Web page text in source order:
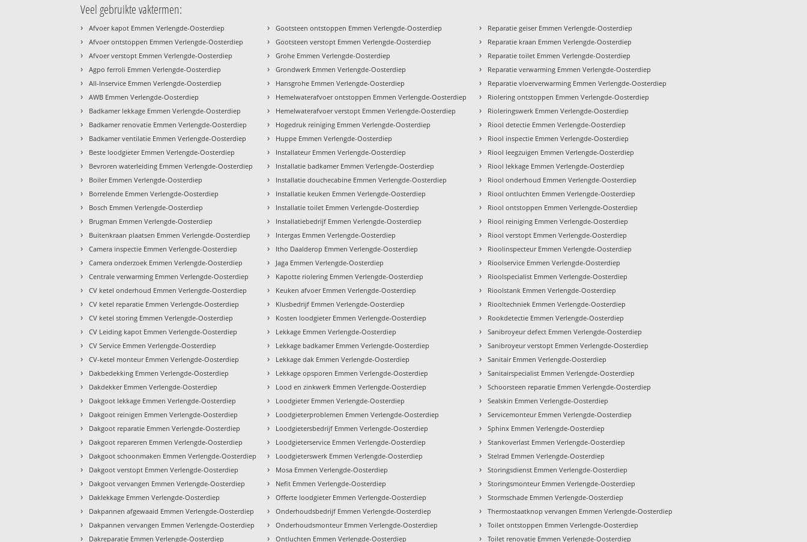
Veel gebruikte vaktermen:
› Afvoer kapot Emmen Verlengde-Oosterdiep
› Afvoer ontstoppen Emmen Verlengde-Oosterdiep
› Afvoer verstopt Emmen Verlengde-Oosterdiep
› Agpo ferroli Emmen Verlengde-Oosterdiep
› All-Inservice Emmen Verlengde-Oosterdiep
› AWB Emmen Verlengde-Oosterdiep
› Badkamer lekkage Emmen Verlengde-Oosterdiep
› Badkamer renovatie Emmen Verlengde-Oosterdiep
› Badkamer ventilatie Emmen Verlengde-Oosterdiep
› Beste loodgieter Emmen Verlengde-Oosterdiep
› Bevroren waterleiding Emmen Verlengde-Oosterdiep
› Boiler Emmen Verlengde-Oosterdiep
› Borrelende Emmen Verlengde-Oosterdiep
› Bosch Emmen Verlengde-Oosterdiep
› Brugman Emmen Verlengde-Oosterdiep
› Buitenkraan plaatsen Emmen Verlengde-Oosterdiep
› Camera inspectie Emmen Verlengde-Oosterdiep
› Camera onderzoek Emmen Verlengde-Oosterdiep
› Centrale verwarming Emmen Verlengde-Oosterdiep
› CV ketel onderhoud Emmen Verlengde-Oosterdiep
› CV ketel reparatie Emmen Verlengde-Oosterdiep
› CV ketel storing Emmen Verlengde-Oosterdiep
› CV Leiding kapot Emmen Verlengde-Oosterdiep
› CV Service Emmen Verlengde-Oosterdiep
› CV-ketel monteur Emmen Verlengde-Oosterdiep
› Dakbedekking Emmen Verlengde-Oosterdiep
› Dakdekker Emmen Verlengde-Oosterdiep
› Dakgoot lekkage Emmen Verlengde-Oosterdiep
› Dakgoot reinigen Emmen Verlengde-Oosterdiep
› Dakgoot reparatie Emmen Verlengde-Oosterdiep
› Dakgoot repareren Emmen Verlengde-Oosterdiep
› Dakgoot schoonmaken Emmen Verlengde-Oosterdiep
› Dakgoot verstopt Emmen Verlengde-Oosterdiep
› Dakgoot vervangen Emmen Verlengde-Oosterdiep
› Daklekkage Emmen Verlengde-Oosterdiep
› Dakpannen afgewaaid Emmen Verlengde-Oosterdiep
› Dakpannen vervangen Emmen Verlengde-Oosterdiep
› Dakreparatie Emmen Verlengde-Oosterdiep
› Gootsteen ontstoppen Emmen Verlengde-Oosterdiep
› Gootsteen verstopt Emmen Verlengde-Oosterdiep
› Grohe Emmen Verlengde-Oosterdiep
› Grondwerk Emmen Verlengde-Oosterdiep
› Hansgrohe Emmen Verlengde-Oosterdiep
› Hemelwaterafvoer ontstoppen Emmen Verlengde-Oosterdiep
› Hemelwaterafvoer verstopt Emmen Verlengde-Oosterdiep
› Hogedruk reiniging Emmen Verlengde-Oosterdiep
› Huppe Emmen Verlengde-Oosterdiep
› Installateur Emmen Verlengde-Oosterdiep
› Installatie badkamer Emmen Verlengde-Oosterdiep
› Installatie douchecabine Emmen Verlengde-Oosterdiep
› Installatie keuken Emmen Verlengde-Oosterdiep
› Installatie toilet Emmen Verlengde-Oosterdiep
› Installatiebedrijf Emmen Verlengde-Oosterdiep
› Intergas Emmen Verlengde-Oosterdiep
› Itho Daalderop Emmen Verlengde-Oosterdiep
› Jaga Emmen Verlengde-Oosterdiep
› Kapotte riolering Emmen Verlengde-Oosterdiep
› Keuken afvoer Emmen Verlengde-Oosterdiep
› Klusbedrijf Emmen Verlengde-Oosterdiep
› Kosten loodgieter Emmen Verlengde-Oosterdiep
› Lekkage Emmen Verlengde-Oosterdiep
› Lekkage badkamer Emmen Verlengde-Oosterdiep
› Lekkage dak Emmen Verlengde-Oosterdiep
› Lekkage opsporen Emmen Verlengde-Oosterdiep
› Lood en zinkwerk Emmen Verlengde-Oosterdiep
› Loodgieter Emmen Verlengde-Oosterdiep
› Loodgieterproblemen Emmen Verlengde-Oosterdiep
› Loodgietersbedrijf Emmen Verlengde-Oosterdiep
› Loodgieterservice Emmen Verlengde-Oosterdiep
› Loodgieterswerk Emmen Verlengde-Oosterdiep
› Mosa Emmen Verlengde-Oosterdiep
› Nefit Emmen Verlengde-Oosterdiep
› Offerte loodgieter Emmen Verlengde-Oosterdiep
› Onderhoudsbedrijf Emmen Verlengde-Oosterdiep
› Onderhoudsmonteur Emmen Verlengde-Oosterdiep
› Ontluchten Emmen Verlengde-Oosterdiep
› Reparatie geiser Emmen Verlengde-Oosterdiep
› Reparatie kraan Emmen Verlengde-Oosterdiep
› Reparatie toilet Emmen Verlengde-Oosterdiep
› Reparatie verwarming Emmen Verlengde-Oosterdiep
› Reparatie vloerverwarming Emmen Verlengde-Oosterdiep
› Riolering ontstoppen Emmen Verlengde-Oosterdiep
› Rioleringswerk Emmen Verlengde-Oosterdiep
› Riool detectie Emmen Verlengde-Oosterdiep
› Riool inspectie Emmen Verlengde-Oosterdiep
› Riool leegzuigen Emmen Verlengde-Oosterdiep
› Riool lekkage Emmen Verlengde-Oosterdiep
› Riool onderhoud Emmen Verlengde-Oosterdiep
› Riool ontluchten Emmen Verlengde-Oosterdiep
› Riool ontstoppen Emmen Verlengde-Oosterdiep
› Riool reiniging Emmen Verlengde-Oosterdiep
› Riool verstopt Emmen Verlengde-Oosterdiep
› Rioolinspecteur Emmen Verlengde-Oosterdiep
› Rioolservice Emmen Verlengde-Oosterdiep
› Rioolspecialist Emmen Verlengde-Oosterdiep
› Rioolstank Emmen Verlengde-Oosterdiep
› Riooltechniek Emmen Verlengde-Oosterdiep
› Rookdetectie Emmen Verlengde-Oosterdiep
› Sanibroyeur defect Emmen Verlengde-Oosterdiep
› Sanibroyeur verstopt Emmen Verlengde-Oosterdiep
› Sanitair Emmen Verlengde-Oosterdiep
› Sanitairspecialist Emmen Verlengde-Oosterdiep
› Schoorsteen reparatie Emmen Verlengde-Oosterdiep
› Sealskin Emmen Verlengde-Oosterdiep
› Servicemonteur Emmen Verlengde-Oosterdiep
› Sphinx Emmen Verlengde-Oosterdiep
› Stankoverlast Emmen Verlengde-Oosterdiep
› Stelrad Emmen Verlengde-Oosterdiep
› Storingsdienst Emmen Verlengde-Oosterdiep
› Storingsmonteur Emmen Verlengde-Oosterdiep
› Stormschade Emmen Verlengde-Oosterdiep
› Thermostaatknop vervangen Emmen Verlengde-Oosterdiep
› Toilet ontstoppen Emmen Verlengde-Oosterdiep
› Toilet renovatie Emmen Verlengde-Oosterdiep